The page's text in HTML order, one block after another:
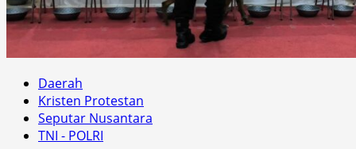
Daerah
Kristen Protestan
Seputar Nusantara
TNI - POLRI